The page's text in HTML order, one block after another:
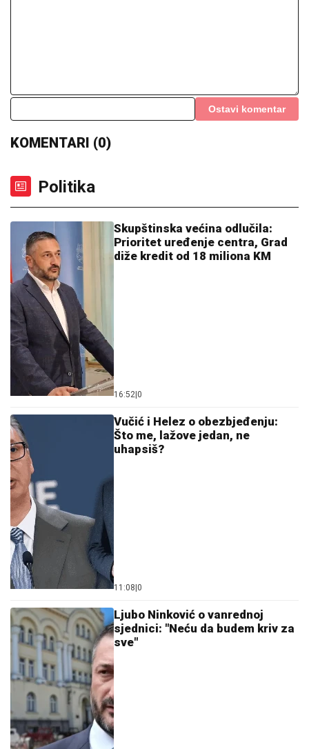
Ostavi komentar
KOMENTARI (0)
Politika
Skupštinska većina odlučila:
Prioritet uređenje centra, Grad
diže kredit od 18 miliona KM
16:52|0
Vučić i Helez o obezbjeđenju:
Što me, lažove jedan, ne
uhapsiš?
11:08|0
Ljubo Ninković o vanrednoj
sjednici: "Neću da budem kriv za
sve"